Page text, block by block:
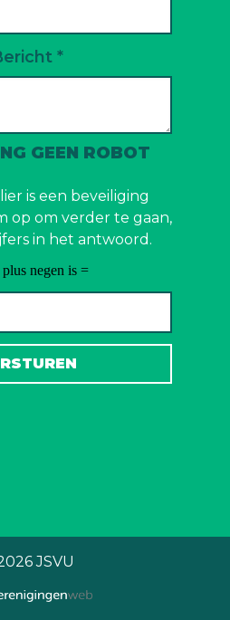
*
GEEN ROBOT
is een beveiliging
op om verder te gaan,
in het antwoord.
JSVU